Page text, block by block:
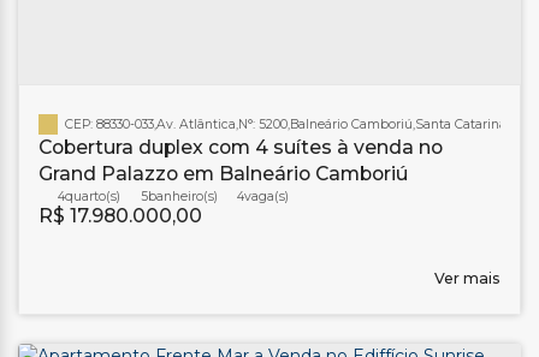
Cobertura duplex com 4 suítes à venda no
Grand Palazzo em Balneário Camboriú
R$ 17.980.000,00
CEP: 88330-033,Av. Atlântica,N°: 5200,Balneário Camboriú,Santa Catarina
4 5banheiro(s) 4
Ver mais